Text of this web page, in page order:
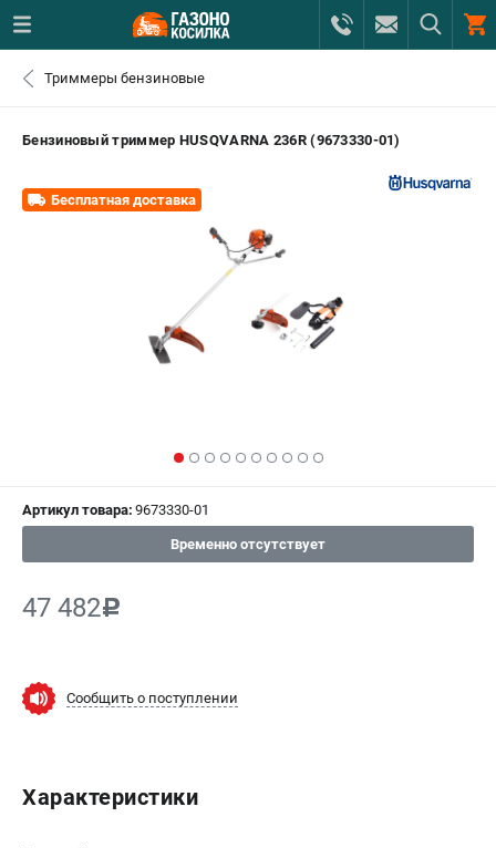
СРАВНЕНИЕ ( 0 )
ВХОД ИЛИ РЕГИСТРАЦИЯ
ЗАКАЗАТЬ ЗАПЧАСТЬ
- ЗАКАЗ ЗАПЧАСТЕЙ
+7 (800) 550-70-46 - ЗАКАЗ ИЗДЕЛИЙ
ПОМОНА
0 ₽
Нашли дешевле?
Триммеры бензиновые
Бензиновый триммер HUSQVARNA 236R (9673330-01)
Бесплатная доставка
Артикул товара: 9673330-01
Временно отсутствует
47 482c
Сообщить о поступлении
Характеристики